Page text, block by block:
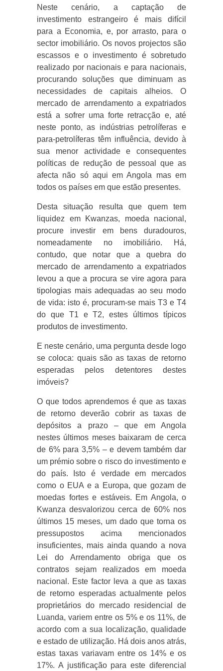
Neste cenário, a captação de
investimento estrangeiro é mais difícil
para a Economia, e, por arrasto, para o
sector imobiliário. Os novos projectos são
escassos e o investimento é sobretudo
realizado por nacionais e para nacionais,
procurando soluções que diminuam as
necessidades de capitais alheios. O
mercado de arrendamento a expatriados
está a sofrer uma forte retracção e, até
neste ponto, as indústrias petrolíferas e
para-petrolíferas têm influência, devido à
sua menor actividade e consequentes
políticas de redução de pessoal que as
afecta não só aqui em Angola mas em
todos os países em que estão presentes.
Desta situação resulta que quem tem
liquidez em Kwanzas, moeda nacional,
procure investir em bens duradouros,
nomeadamente no imobiliário. Há,
contudo, que notar que a quebra do
mercado de arrendamento a expatriados
levou a que a procura se vire agora para
tipologias mais adequadas ao seu modo
de vida: isto é, procuram-se mais T3 e T4
do que T1 e T2, estes últimos típicos
produtos de investimento.
E neste cenário, uma pergunta desde logo
se coloca: quais são as taxas de retorno
esperadas pelos detentores destes
imóveis?
O que todos aprendemos é que as taxas
de retorno deverão cobrir as taxas de
depósitos a prazo – que em Angola
nestes últimos meses baixaram de cerca
de 6% para 3,5% – e devem também dar
um prémio sobre o risco do investimento e
do país. Isto é verdade em mercados
como o EUA e a Europa, que gozam de
moedas fortes e estáveis. Em Angola, o
Kwanza desvalorizou cerca de 60% nos
últimos 15 meses, um dado que torna os
pressupostos acima mencionados
insuficientes, mais ainda quando a nova
Lei do Arrendamento obriga que os
contratos sejam realizados em moeda
nacional. Este factor leva a que as taxas
de retorno esperadas actualmente pelos
proprietários do mercado residencial de
Luanda, variem entre os 5% e os 11%, de
acordo com a sua localização, qualidade
e estado de utilização. Há dois anos atrás,
estas taxas variavam entre os 14% e os
17%. A justificação para este diferencial